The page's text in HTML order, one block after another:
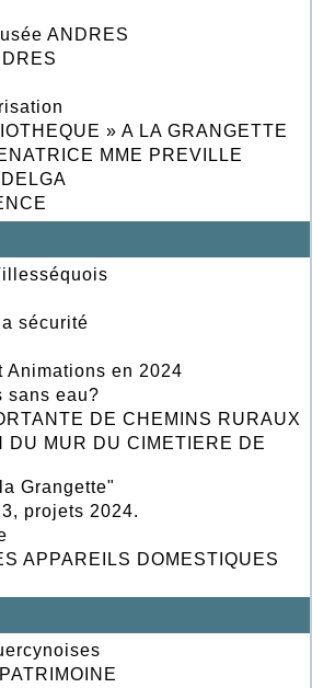
ANDRES
» A LA GRANGETTE
MME PREVILLE
sécurité
Animations en 2024
sans eau?
DE CHEMINS RURAUX
DU MUR DU CIMETIERE DE
Grangette"
projets 2024.
APPAREILS DOMESTIQUES